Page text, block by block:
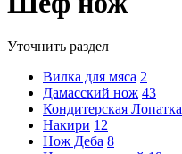
Уточнить раздел
Вилка для мяса 2
Дамасский нож 43
Кондитерская Лопатка
Накири 12
Нож Деба 8